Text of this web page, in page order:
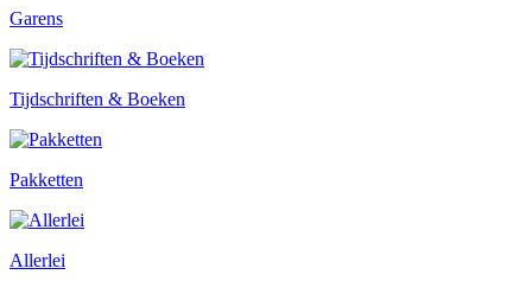
Garens
Tijdschriften & Boeken
Pakketten
Allerlei